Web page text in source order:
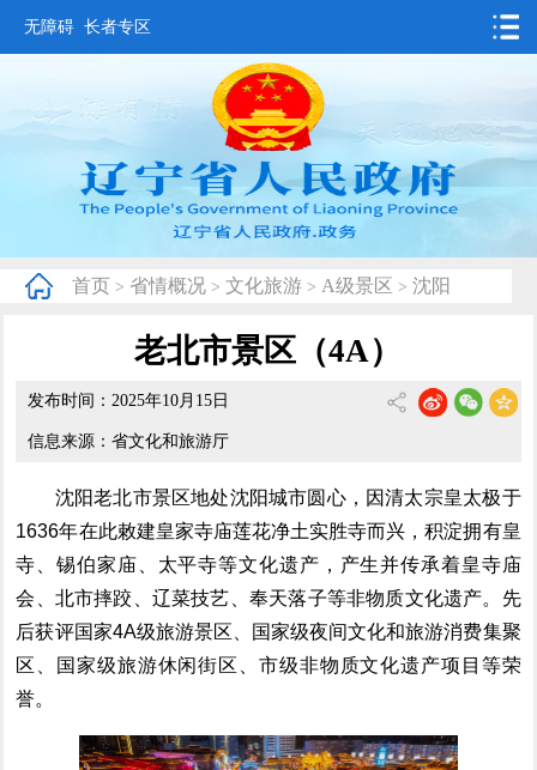
无障碍 长者专区
要闻动态
政务公开
互动交流
数据发布
省情概况
首页 > 省情概况 > 文化旅游 > A级景区 > 沈阳
老北市景区（4A）
发布时间：2025年10月15日
信息来源：省文化和旅游厅
沈阳老北市景区地处沈阳城市圆心，因清太宗皇太极于
1636年在此敕建皇家寺庙莲花净土实胜寺而兴，积淀拥有皇
寺、锡伯家庙、太平寺等文化遗产，产生并传承着皇寺庙
会、北市摔跤、辽菜技艺、奉天落子等非物质文化遗产。先
后获评国家4A级旅游景区、国家级夜间文化和旅游消费集聚
区、国家级旅游休闲街区、市级非物质文化遗产项目等荣
誉。